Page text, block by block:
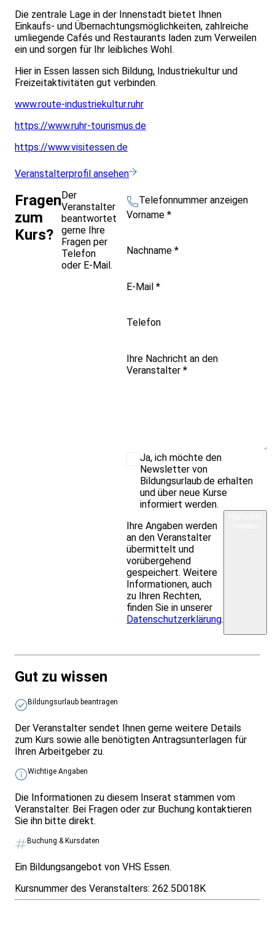
Die zentrale Lage in der Innenstadt bietet Ihnen
Einkaufs- und Übernachtungsmöglichkeiten, zahlreiche
umliegende Cafés und Restaurants laden zum Verweilen
ein und sorgen für Ihr leibliches Wohl.
Hier in Essen lassen sich Bildung, Industriekultur und
Freizeitaktivitäten gut verbinden.
www.route-industriekultur.ruhr
https://www.ruhr-tourismus.de
https://www.visitessen.de
Veranstalterprofil ansehen
Fragen
zum
Kurs?
Der
Veranstalter
beantwortet
gerne Ihre
Fragen per
Telefon
oder E-Mail.
Telefonnummer anzeigen
Vorname *
Nachname *
E-Mail *
Telefon
Ihre Nachricht an den
Veranstalter *
Ja, ich möchte den
Newsletter von
Bildungsurlaub.de erhalten
und über neue Kurse
informiert werden.
Ihre Angaben werden
an den Veranstalter
übermittelt und
vorübergehend
gespeichert. Weitere
Informationen, auch
zu Ihren Rechten,
finden Sie in unserer
Datenschutzerklärung.
Gut zu wissen
Bildungsurlaub beantragen
Der Veranstalter sendet Ihnen gerne weitere Details
zum Kurs sowie alle benötigten Antragsunterlagen für
Ihren Arbeitgeber zu.
Wichtige Angaben
Die Informationen zu diesem Inserat stammen vom
Veranstalter. Bei Fragen oder zur Buchung kontaktieren
Sie ihn bitte direkt.
Buchung & Kursdaten
Ein Bildungsangebot von VHS Essen.
Kursnummer des Veranstalters: 262.5D018K